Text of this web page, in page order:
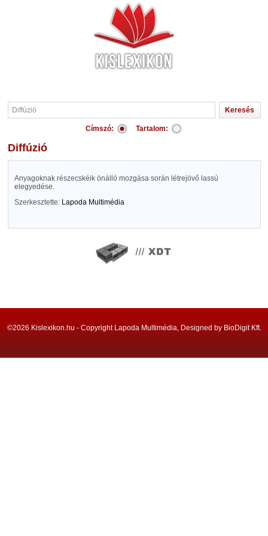
Címszó: Tartalom:
Diffúzió
Anyagoknak részecskéik önálló mozgása során létrejövő lassú
elegyedése.
Szerkesztette: Lapoda Multimédia
©2026 Kislexikon.hu - Copyright Lapoda Multimédia, Designed by BioDigit Kft.